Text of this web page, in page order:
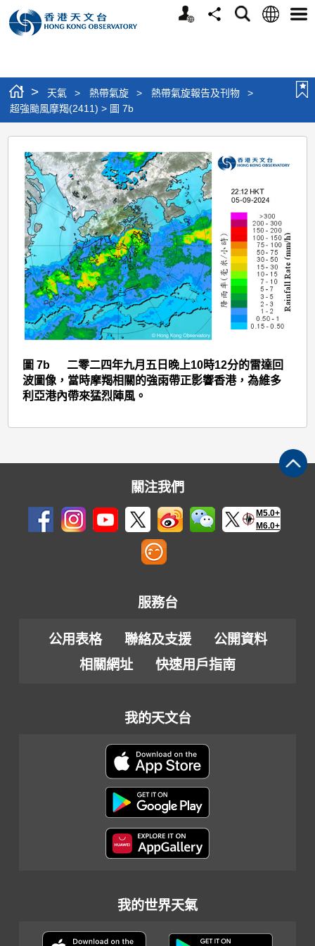
個
分
搜
語
選
> 天氣 > 熱帶氣旋 > 熱帶氣旋報告及刊物
>
超強颱風摩羯(2411) > 圖 7b
超
強
颱
風
摩
羯
(2411)
圖
7b
圖 7b 二零二四年九月五日晚上10時12分的雷達回
波圖像，當時摩羯相關的強雨帶正影響香港，為維多
利亞港內帶來猛烈陣風。
關注我們
M5.0+
M6.0+
服務台
公用表格 聯絡及支援
公開資料
相關網址
快速用戶指南
我的天文台
我的世界天氣